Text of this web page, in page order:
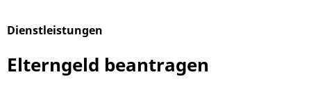
Dienstleistungen
Elterngeld beantragen